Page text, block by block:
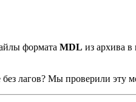
формата MDL из архива в
без лагов? Мы проверили эту